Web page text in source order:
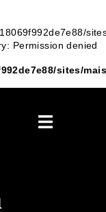
Permission denied
sites/